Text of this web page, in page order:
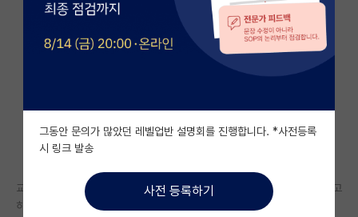
전체글보기
베스트 게시판
자유 게시판(아무개랩)
미국 유학 게시판
미국 대학원 합격 후기 게시판
대학원생 모집 게시판
교수님은 선배 후배 주변 포닥 등등 물어볼 수 있는 사람 다 써서 물어보라고
하시는데
그동안 문의가 많았던 레벨업반 설명회를 진행합니다. *사전등록
시 링크 발송
사전 등록하기